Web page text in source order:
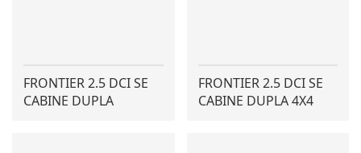
FRONTIER 2.5 DCI SE
CABINE DUPLA
FRONTIER 2.5 DCI SE
CABINE DUPLA 4X4